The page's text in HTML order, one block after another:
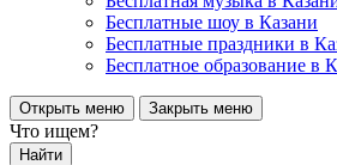
Бесплатные шоу в Казани
Бесплатные праздники в
Бесплатное образование в
Открыть меню Закрыть меню
Что ищем?
Найти